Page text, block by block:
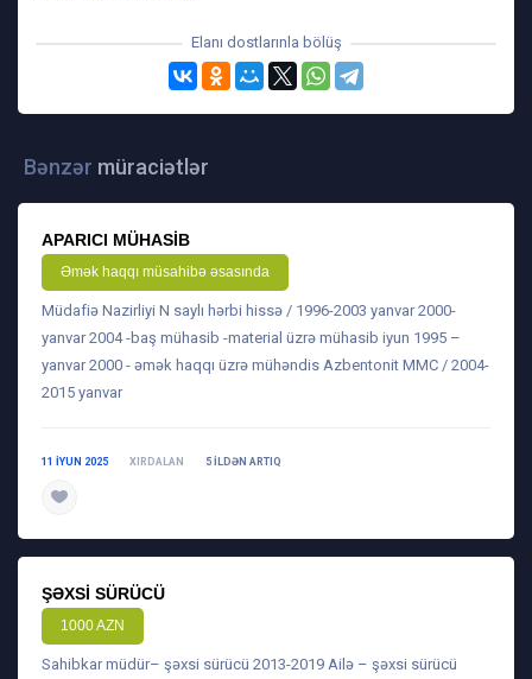
Elanı dostlarınla bölüş
Bənzər müraciətlər
APARICI MÜHASIB
Əmək haqqı müsahibə əsasında
Müdafiə Nazirliyi N saylı hərbi hissə / 1996-2003 yanvar 2000-
yanvar 2004 -baş mühasib -material üzrə mühasib iyun 1995 –
yanvar 2000 - əmək haqqı üzrə mühəndis Azbentonit MMC / 2004-
2015 yanvar
11 IYUN 2025 XIRDALAN 5 ILDƏN ARTIQ
ŞƏXSI SÜRÜCÜ
1000 AZN
Sahibkar müdür– şəxsi sürücü 2013-2019 Ailə – şəxsi sürücü